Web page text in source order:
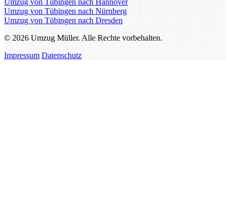
Umzug von Tübingen nach Hannover
Umzug von Tübingen nach Nürnberg
Umzug von Tübingen nach Dresden
© 2026 Umzug Müller. Alle Rechte vorbehalten.
Impressum Datenschutz